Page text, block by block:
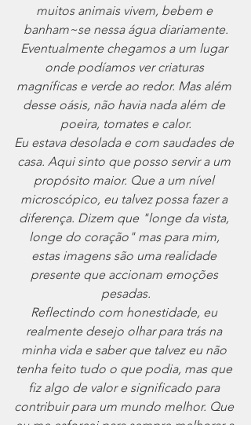
muitos animais vivem, bebem e
banham~se nessa água diariamente.
Eventualmente chegamos a um lugar
onde podíamos ver criaturas
magníficas e verde ao redor. Mas além
desse oásis, não havia nada além de
poeira, tomates e calor.
Eu estava desolada e com saudades de
casa. Aqui sinto que posso servir a um
propósito maior. Que a um nível
microscópico, eu talvez possa fazer a
diferença. Dizem que "longe da vista,
longe do coração" mas para mim,
estas imagens são uma realidade
presente que accionam emoções
pesadas.
Reflectindo com honestidade, eu
realmente desejo olhar para trás na
minha vida e saber que talvez eu não
tenha feito tudo o que podia, mas que
fiz algo de valor e significado para
contribuir para um mundo melhor. Que